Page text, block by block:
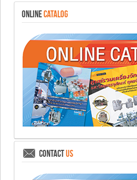
ONLINECATALOG
CONTACTUS